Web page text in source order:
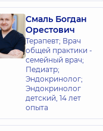
Смаль Богдан
Орестович
Терапевт; Врач
общей практики -
семейный врач;
Педиатр;
Эндокринолог;
Эндокринолог
детский, 14 лет
опыта